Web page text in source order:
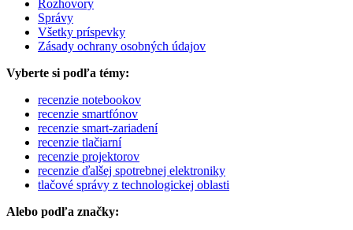
Rozhovory
Správy
Všetky príspevky
Zásady ochrany osobných údajov
Vyberte si podľa témy:
recenzie notebookov
recenzie smartfónov
recenzie smart-zariadení
recenzie tlačiarní
recenzie projektorov
recenzie ďalšej spotrebnej elektroniky
tlačové správy z technologickej oblasti
Alebo podľa značky: